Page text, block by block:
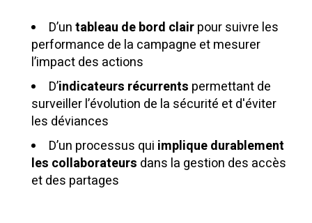
D’untableau de bord clairpour suivre les
performance de la campagne et mesurer
l’impact des actions
D’indicateurs récurrents permettant de
surveiller l’évolution de la sécurité et d'éviter
les déviances
D’un processus qui implique durablement
les collaborateurs dans la gestion des accès
et des partages